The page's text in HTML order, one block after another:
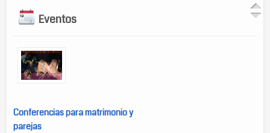
Eventos
Conferencias para matrimonio y
parejas